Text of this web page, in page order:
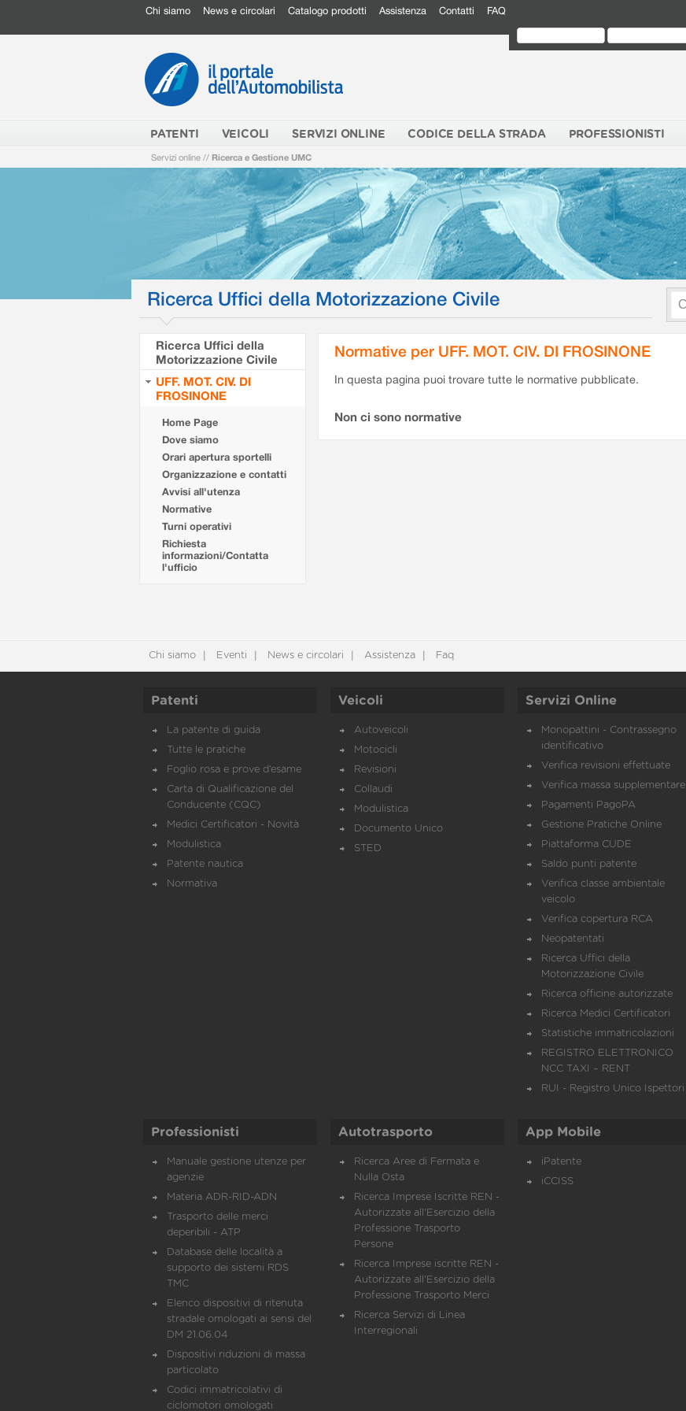
Chi siamo News e circolari Catalogo prodotti Assistenza Contatti FAQ
PATENTI VEICOLI SERVIZI ONLINE CODICE DELLA STRADA PROFESSIONISTI
Servizi online // Ricerca e Gestione UMC
Ricerca Uffici della Motorizzazione Civile
Ricerca Uffici della
Motorizzazione Civile
UFF. MOT. CIV. DI
FROSINONE
Home Page
Dove siamo
Orari apertura sportelli
Organizzazione e contatti
Avvisi all'utenza
Normative
Turni operativi
Richiesta
informazioni/Contatta
l'ufficio
Normative per UFF. MOT. CIV. DI FROSINONE
In questa pagina puoi trovare tutte le normative pubblicate.
Non ci sono normative
Chi siamo Eventi News e circolari Assistenza Faq
Patenti
La patente di guida
Tutte le pratiche
Foglio rosa e prove d’esame
Carta di Qualificazione del
Conducente (CQC)
Medici Certificatori - Novità
Modulistica
Patente nautica
Normativa
Veicoli
Autoveicoli
Motocicli
Revisioni
Collaudi
Modulistica
Documento Unico
STED
Servizi Online
Monopattini - Contrassegno
identificativo
Verifica revisioni effettuate
Verifica massa supplementare
Pagamenti PagoPA
Gestione Pratiche Online
Piattaforma CUDE
Saldo punti patente
Verifica classe ambientale
veicolo
Verifica copertura RCA
Neopatentati
Ricerca Uffici della
Motorizzazione Civile
Ricerca officine autorizzate
Ricerca Medici Certificatori
Statistiche immatricolazioni
REGISTRO ELETTRONICO
NCC TAXI – RENT
RUI - Registro Unico Ispettori
Professionisti
Manuale gestione utenze per
agenzie
Materia ADR-RID-ADN
Trasporto delle merci
deperibili - ATP
Database delle località a
supporto dei sistemi RDS
TMC
Elenco dispositivi di ritenuta
stradale omologati ai sensi del
DM 21.06.04
Dispositivi riduzioni di massa
particolato
Codici immatricolativi di
ciclomotori omologati
Autotrasporto
Ricerca Aree di Fermata e
Nulla Osta
Ricerca Imprese Iscritte REN -
Autorizzate all'Esercizio della
Professione Trasporto
Persone
Ricerca Imprese iscritte REN -
Autorizzate all'Esercizio della
Professione Trasporto Merci
Ricerca Servizi di Linea
Interregionali
App Mobile
iPatente
iCCISS